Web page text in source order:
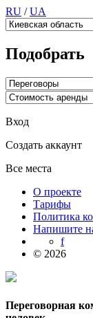
RU /UA
Подобрать
Вход
Создать аккаунт
Все места
О проекте
Тарифы
Политика
Напишите
f
© 2026
Переговорная